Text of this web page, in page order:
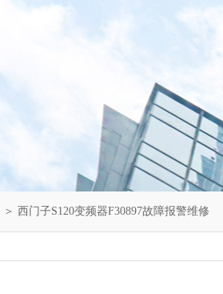
＞ 西门子S120变频器F30897故障报警维修